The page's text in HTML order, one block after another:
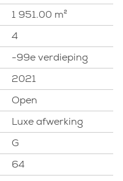
1 951.00 m²
4
-99e verdieping
2021
Open
Luxe afwerking
G
64